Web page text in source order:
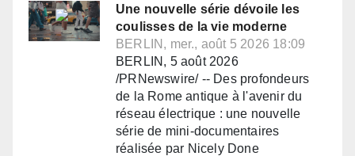
Une nouvelle série dévoile les
coulisses de la vie moderne
BERLIN, mer., août 5 2026 18:09
BERLIN, 5 août 2026
/PRNewswire/ -- Des profondeurs
de la Rome antique à l'avenir du
réseau électrique : une nouvelle
série de mini-documentaires
réalisée par Nicely Done